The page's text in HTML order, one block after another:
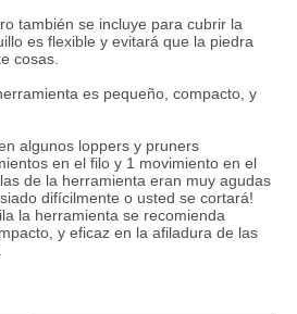
también se incluye para cubrir la
es flexible y evitará que la piedra
cosas.
es pequeño, compacto, y
algunos loppers y pruners
en el filo y 1 movimiento en el
de la herramienta eran muy agudas
difícilmente o usted se cortará!
la herramienta se recomienda
y eficaz en la afiladura de las